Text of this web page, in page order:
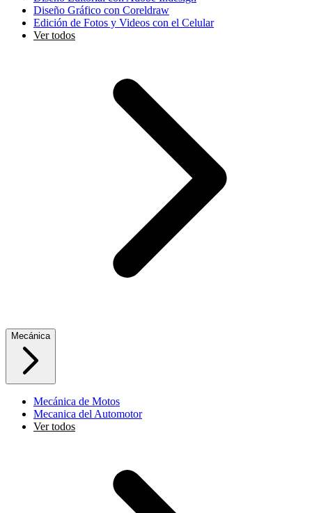
Diseño Gráfico con Coreldraw
Edición de Fotos y Videos con el Celular
Ver todos
Mecánica
Mecánica de Motos
Mecanica del Automotor
Ver todos